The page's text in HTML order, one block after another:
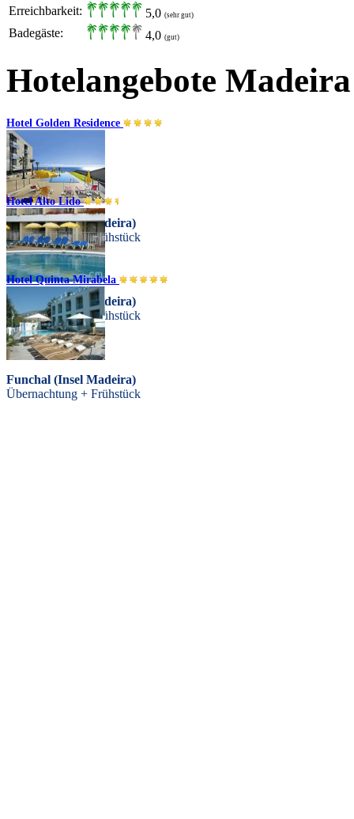
Erreichbarkeit: 5,0 (sehr gut)
Badegäste: 4,0 (gut)
Hotelangebote Madeira
Hotel Golden Residence
Funchal (Insel Madeira)
Übernachtung + Frühstück
Hotel Alto Lido
Funchal (Insel Madeira)
Übernachtung + Frühstück
Hotel Quinta Mirabela
Funchal (Insel Madeira)
Übernachtung + Frühstück